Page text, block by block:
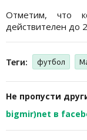
Отметим, что
действителен до
Теги: футбол
Не пропусти
bigmir)net в